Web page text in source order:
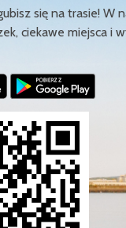
się na trasie! W
ciekawe miejsca i